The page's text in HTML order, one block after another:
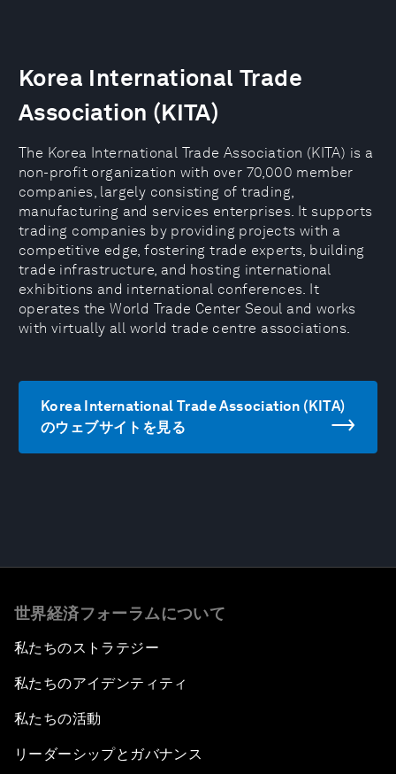
Korea International Trade
Association (KITA)
The Korea International Trade Association (KITA) is a
non-profit organization with over 70,000 member
companies, largely consisting of trading,
manufacturing and services enterprises. It supports
trading companies by providing projects with a
competitive edge, fostering trade experts, building
trade infrastructure, and hosting international
exhibitions and international conferences. It
operates the World Trade Center Seoul and works
with virtually all world trade centre associations.
Korea International Trade Association (KITA)
のウェブサイトを見る
世界経済フォーラムについて
私たちのストラテジー
私たちのアイデンティティ
私たちの活動
リーダーシップとガバナンス